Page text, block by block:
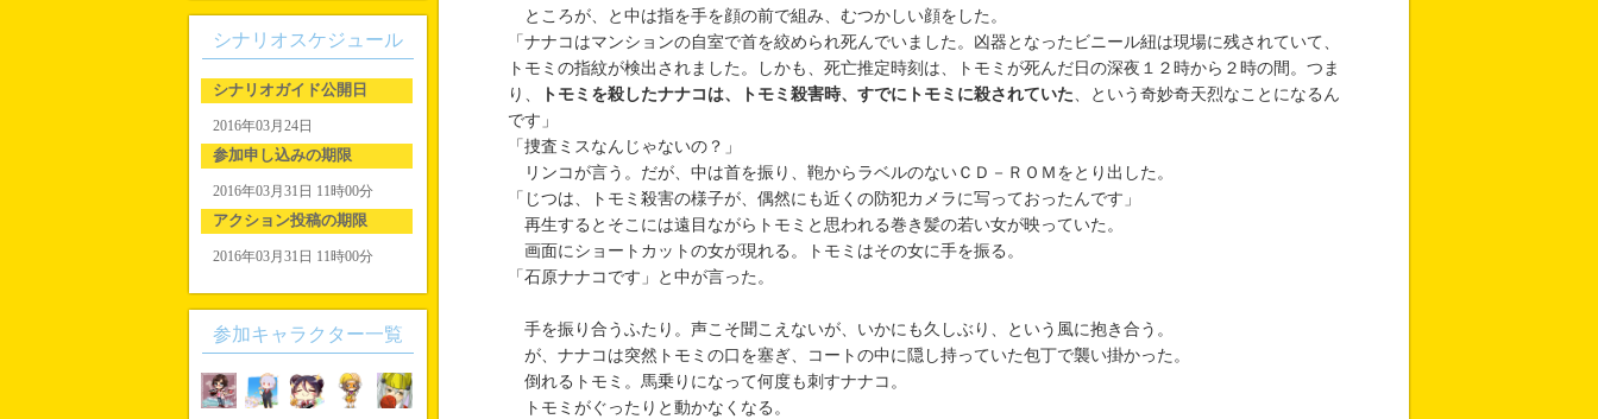
ところが、と中は指を手を顔の前で組み、むつかしい顔をした。
「ナナコはマンションの自室で首を絞められ死んでいました。凶器となったビニール紐は現場に残されていて、
トモミの指紋が検出されました。しかも、死亡推定時刻は、トモミが死んだ日の深夜１２時から２時の間。つま
り、
トモミを殺したナナコは、トモミ殺害時、すでにトモミに殺されていた、という奇妙奇天烈なことになるん
です」
「捜査ミスなんじゃないの？」
リンコが言う。だが、中は首を振り、鞄からラベルのないＣＤ－ＲＯＭをとり出した。
「じつは、トモミ殺害の様子が、偶然にも近くの防犯カメラに写っておったんです」
再生するとそこには遠目ながらトモミと思われる巻き髪の若い女が映っていた。
画面にショートカットの女が現れる。トモミはその女に手を振る。
「石原ナナコです」と中が言った。
手を振り合うふたり。声こそ聞こえないが、いかにも久しぶり、という風に抱き合う。
が、ナナコは突然トモミの口を塞ぎ、コートの中に隠し持っていた包丁で襲い掛かった。
倒れるトモミ。馬乗りになって何度も刺すナナコ。
トモミがぐったりと動かなくなる。
シナリオスケジュール
シナリオガイド公開日
2016年03月24日
参加申し込みの期限
2016年03月31日 11時00分
アクション投稿の期限
2016年03月31日 11時00分
参加キャラクター一覧